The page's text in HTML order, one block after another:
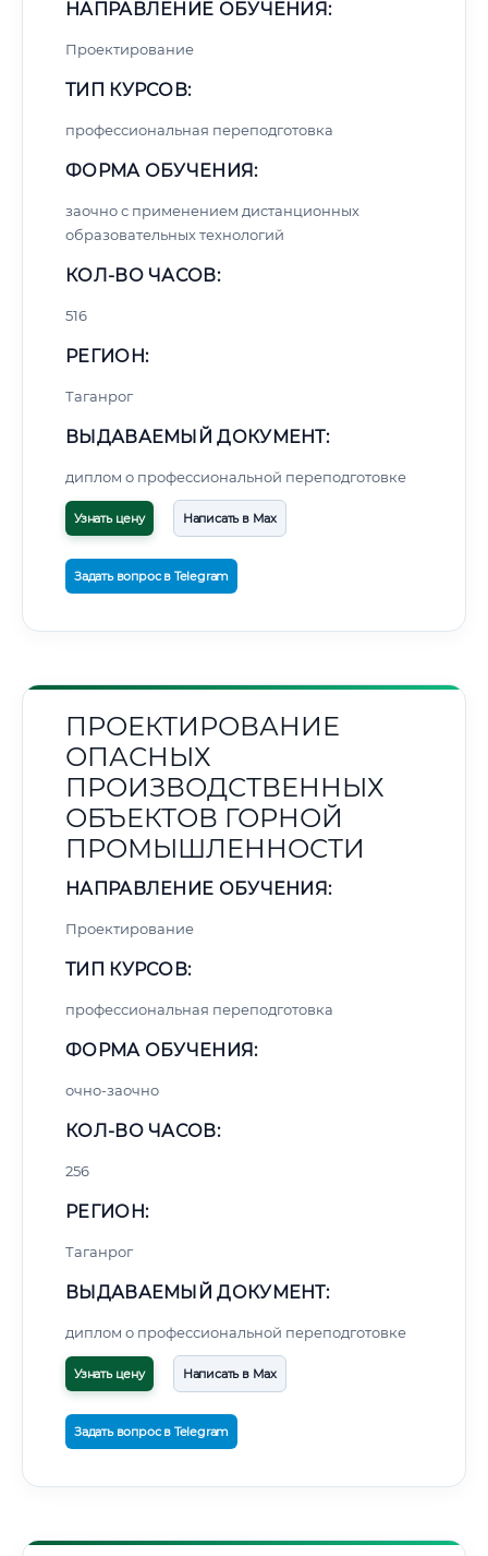
НАПРАВЛЕНИЕ ОБУЧЕНИЯ:
Проектирование
ТИП КУРСОВ:
профессиональная переподготовка
ФОРМА ОБУЧЕНИЯ:
заочно с применением дистанционных
образовательных технологий
КОЛ-ВО ЧАСОВ:
516
РЕГИОН:
Таганрог
ВЫДАВАЕМЫЙ ДОКУМЕНТ:
диплом о профессиональной переподготовке
Узнать цену Написать в Max
Задать вопрос в Telegram
ПРОЕКТИРОВАНИЕ
ОПАСНЫХ
ПРОИЗВОДСТВЕННЫХ
ОБЪЕКТОВ ГОРНОЙ
ПРОМЫШЛЕННОСТИ
НАПРАВЛЕНИЕ ОБУЧЕНИЯ:
Проектирование
ТИП КУРСОВ:
профессиональная переподготовка
ФОРМА ОБУЧЕНИЯ:
очно-заочно
КОЛ-ВО ЧАСОВ:
256
РЕГИОН:
Таганрог
ВЫДАВАЕМЫЙ ДОКУМЕНТ:
диплом о профессиональной переподготовке
Узнать цену Написать в Max
Задать вопрос в Telegram